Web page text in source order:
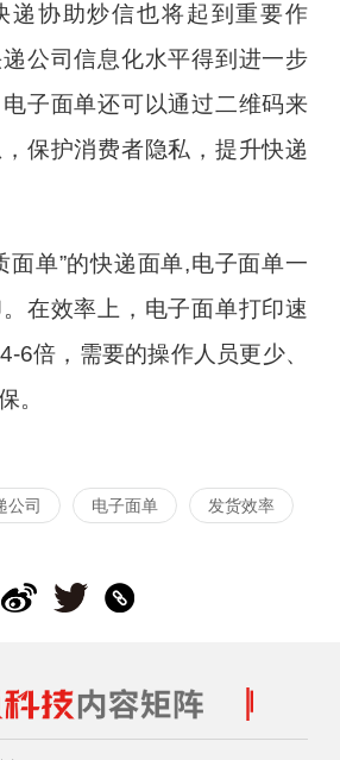
递协助炒信也将起到重要作
公司信息化水平得到进一步
子面单还可以通过二维码来
保护消费者隐私，提升快递
面单”的快递面单,电子面单一
在效率上，电子面单打印速
4-6倍，需要的操作人员更少、
。
公司 电子面单 发货效率